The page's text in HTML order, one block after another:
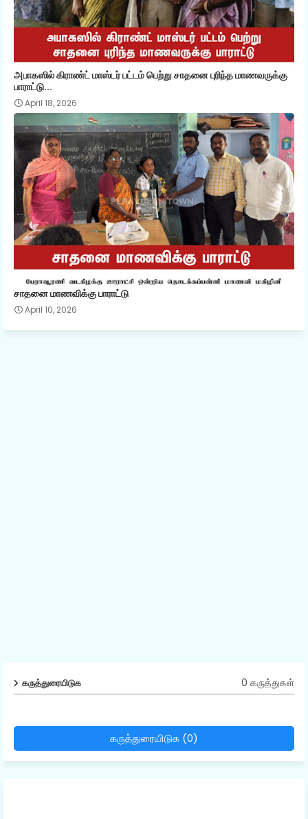
அபாகஸில் கிராண்ட் மாஸ்டர் பட்டம் பெற்று சாதனை புரிந்த மாணவருக்கு
பாராட்டு...
April 18, 2026
சாதனை மாணவிக்கு பாராட்டு
April 10, 2026
கருத்துரையிடுக 0 கருத்துகள்
கருத்துரையிடுக (0)